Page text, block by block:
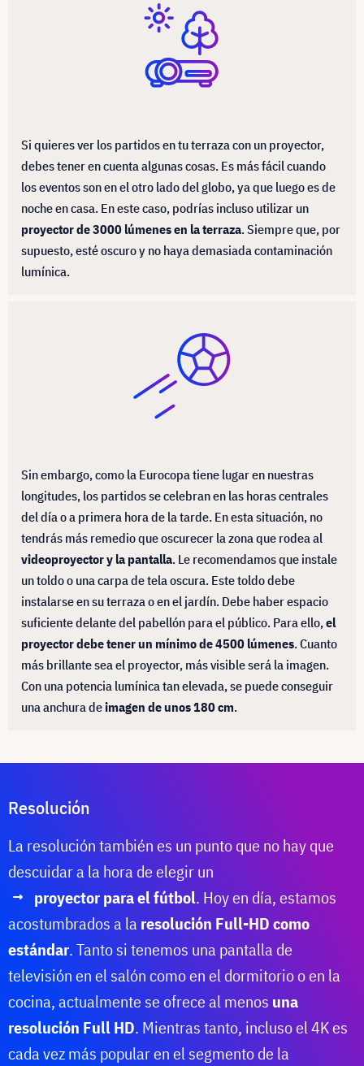
Si quieres ver los partidos en tu terraza con un proyector,
debes tener en cuenta algunas cosas. Es más fácil cuando
los eventos son en el otro lado del globo, ya que luego es de
noche en casa. En este caso, podrías incluso utilizar un
proyector de 3000 lúmenes en la terraza. Siempre que, por
supuesto, esté oscuro y no haya demasiada contaminación
lumínica.
Sin embargo, como la Eurocopa tiene lugar en nuestras
longitudes, los partidos se celebran en las horas centrales
del día o a primera hora de la tarde. En esta situación, no
tendrás más remedio que oscurecer la zona que rodea al
videoproyector y la pantalla. Le recomendamos que instale
un toldo o una carpa de tela oscura. Este toldo debe
instalarse en su terraza o en el jardín. Debe haber espacio
suficiente delante del pabellón para el público. Para ello, el
proyector debe tener un mínimo de 4500 lúmenes. Cuanto
más brillante sea el proyector, más visible será la imagen.
Con una potencia lumínica tan elevada, se puede conseguir
una anchura deimagen de unos 180 cm.
Resolución
La resolución también es un punto que no hay que
descuidar a la hora de elegir un
proyector para el fútbol. Hoy en día, estamos
acostumbrados a laresolución Full-HD como
estándar. Tanto si tenemos una pantalla de
televisión en el salón como en el dormitorio o en la
cocina, actualmente se ofrece al menos una
resolución Full HD. Mientras tanto, incluso el 4K es
cada vez más popular en el segmento de la